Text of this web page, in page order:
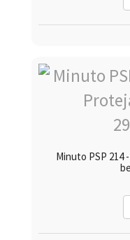
Minuto PSP 214